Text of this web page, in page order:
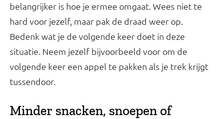
belangrijker is hoe je ermee omgaat. Wees niet te
hard voor jezelf, maar pak de draad weer op.
Bedenk wat je de volgende keer doet in deze
situatie. Neem jezelf bijvoorbeeld voor om de
volgende keer een appel te pakken als je trek krijgt
tussendoor.
Minder snacken, snoepen of